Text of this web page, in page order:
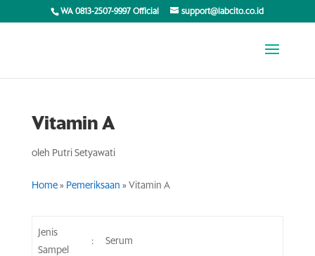
WA 0813-2507-9997 Official support@labcito.co.id
Vitamin A
oleh Putri Setyawati
Home» Pemeriksaan » Vitamin A
Jenis
Sampel
: Serum